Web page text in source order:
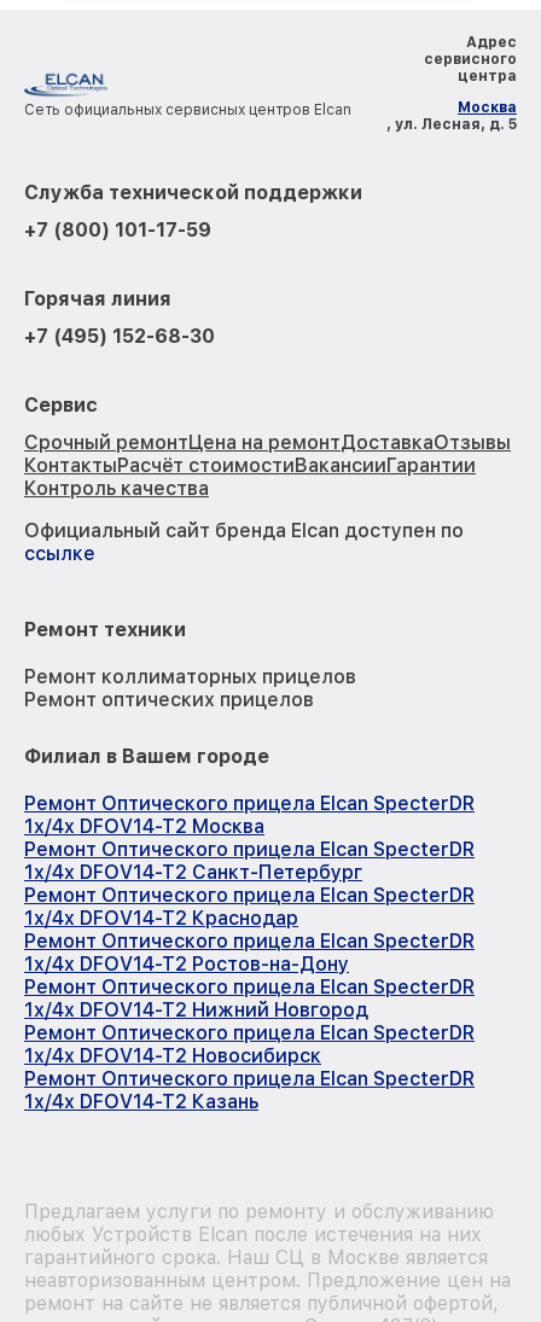
Сеть официальных сервисных центров Elcan
Адрес
сервисного
центра
Москва
, ул. Лесная, д. 5
Служба технической поддержки
+7 (800) 101-17-59
Горячая линия
+7 (495) 152-68-30
Сервис
Срочный ремонтЦена на ремонтДоставкаОтзывы
КонтактыРасчёт стоимостиВакансииГарантии
Контроль качества
Официальный сайт бренда Elcan доступен по
ссылке
Ремонт техники
Ремонт коллиматорных прицелов
Ремонт оптических прицелов
Филиал в Вашем городе
Ремонт Оптического прицела Elcan SpecterDR
1x/4x DFOV14-T2 Москва
Ремонт Оптического прицела Elcan SpecterDR
1x/4x DFOV14-T2 Санкт-Петербург
Ремонт Оптического прицела Elcan SpecterDR
1x/4x DFOV14-T2 Краснодар
Ремонт Оптического прицела Elcan SpecterDR
1x/4x DFOV14-T2 Ростов-на-Дону
Ремонт Оптического прицела Elcan SpecterDR
1x/4x DFOV14-T2 Нижний Новгород
Ремонт Оптического прицела Elcan SpecterDR
1x/4x DFOV14-T2 Новосибирск
Ремонт Оптического прицела Elcan SpecterDR
1x/4x DFOV14-T2 Казань
Предлагаем услуги по ремонту и обслуживанию
любых Устройств Elcan после истечения на них
гарантийного срока. Наш СЦ в Москве является
неавторизованным центром. Предложение цен на
ремонт на сайте не является публичной офертой,